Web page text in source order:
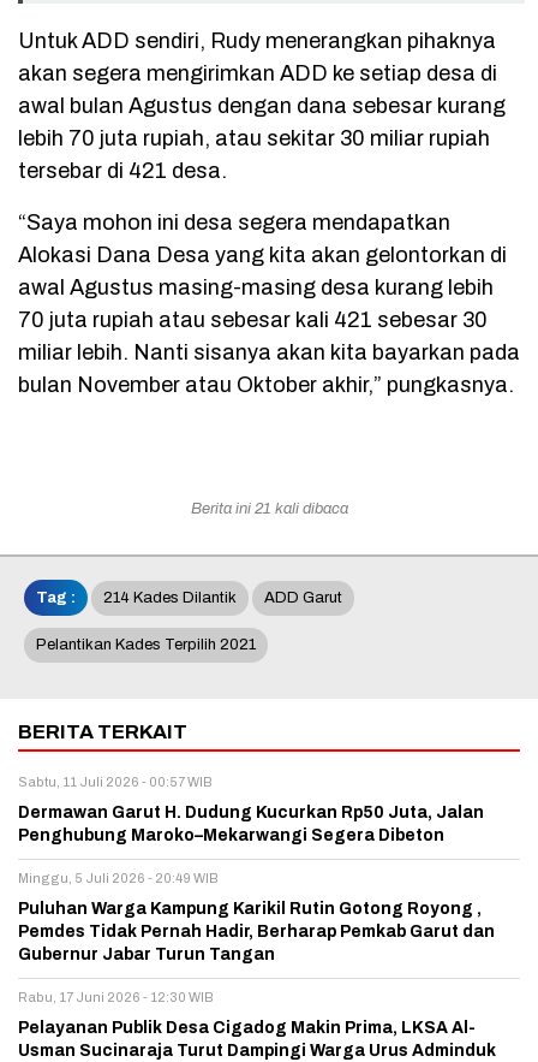
Untuk ADD sendiri, Rudy menerangkan pihaknya
akan segera mengirimkan ADD ke setiap desa di
awal bulan Agustus dengan dana sebesar kurang
lebih 70 juta rupiah, atau sekitar 30 miliar rupiah
tersebar di 421 desa.
“Saya mohon ini desa segera mendapatkan
Alokasi Dana Desa yang kita akan gelontorkan di
awal Agustus masing-masing desa kurang lebih
70 juta rupiah atau sebesar kali 421 sebesar 30
miliar lebih. Nanti sisanya akan kita bayarkan pada
bulan November atau Oktober akhir,” pungkasnya.
Berita ini 21 kali dibaca
Tag : 214 Kades Dilantik ADD Garut
Pelantikan Kades Terpilih 2021
BERITA TERKAIT
Sabtu, 11 Juli 2026 - 00:57 WIB
Dermawan Garut H. Dudung Kucurkan Rp50 Juta, Jalan
Penghubung Maroko–Mekarwangi Segera Dibeton
Minggu, 5 Juli 2026 - 20:49 WIB
Puluhan Warga Kampung Karikil Rutin Gotong Royong ,
Pemdes Tidak Pernah Hadir, Berharap Pemkab Garut dan
Gubernur Jabar Turun Tangan
Rabu, 17 Juni 2026 - 12:30 WIB
Pelayanan Publik Desa Cigadog Makin Prima, LKSA Al-
Usman Sucinaraja Turut Dampingi Warga Urus Adminduk